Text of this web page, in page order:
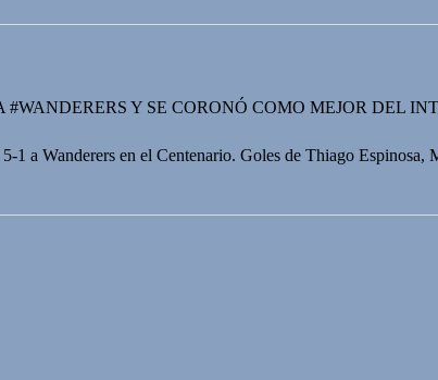
Y SE CORONÓ COMO MEJOR DEL
1 a Wanderers en el Centenario. Goles de Thiago